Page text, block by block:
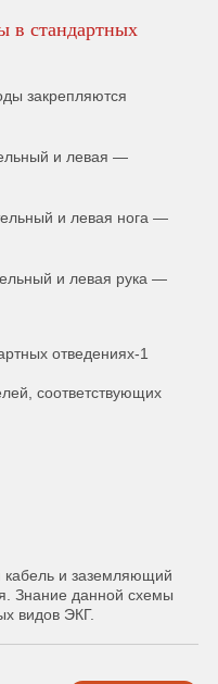
в стандартных
закрепляются
и левая —
и левая нога —
и левая рука —
соответствующих
кабель и заземляющий
Знание данной схемы
видов ЭКГ.